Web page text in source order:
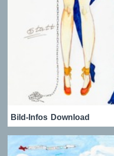
Bild-Infos Download